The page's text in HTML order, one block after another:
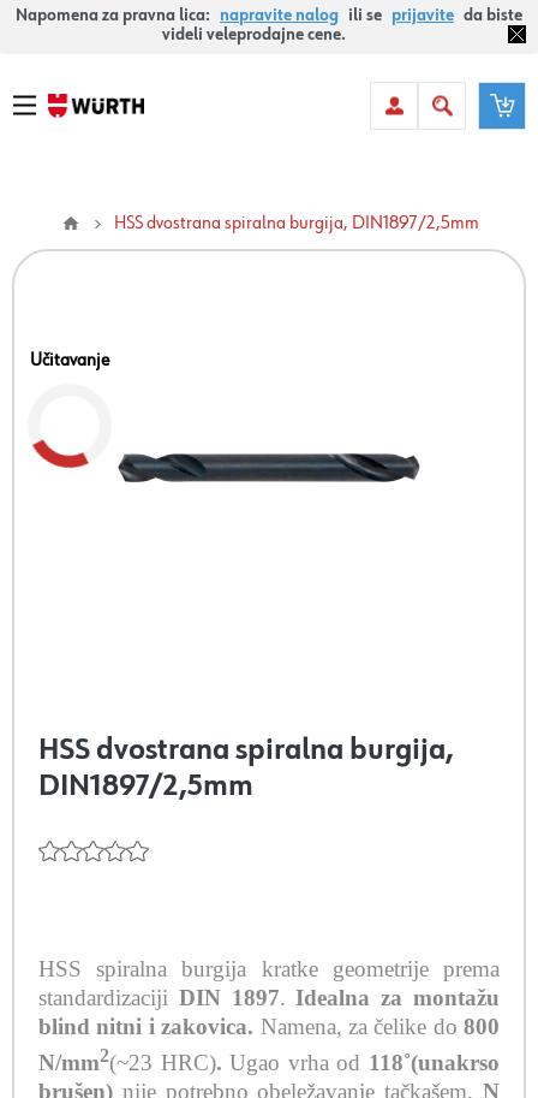
Napomena za pravna lica: napravite nalog ili se prijavite da biste
videli veleprodajne cene.
HSS dvostrana spiralna burgija, DIN1897/2,5mm
Učitavanje
HSS dvostrana spiralna burgija,
DIN1897/2,5mm
HSS spiralna burgija kratke geometrije prema
standardizaciji DIN 1897. Idealna za montažu
blind nitni i zakovica. Namena, za čelike do 800
N/mm2(~23 HRC). Ugao vrha od 118˚(unakrso
brušen) nije potrebno obeležavanje tačkašem.N